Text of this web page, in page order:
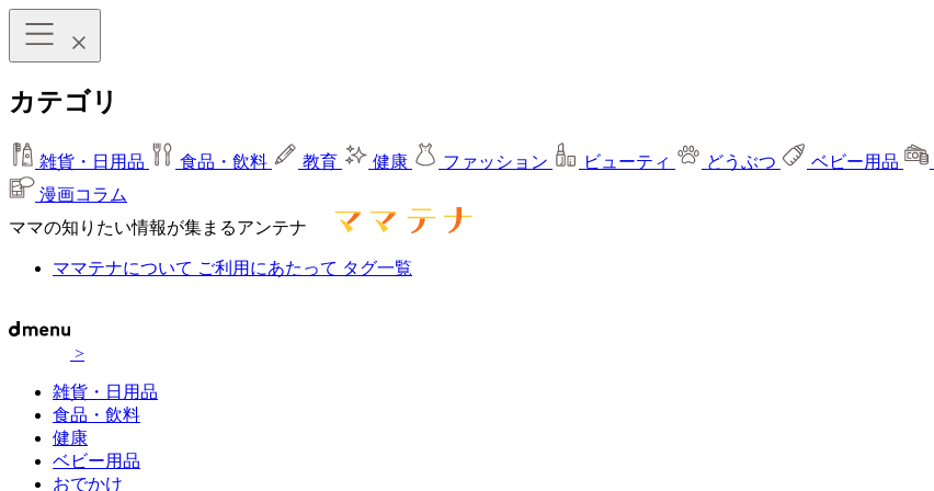
カテゴリ
雑貨・日用品 食品・飲料 教育 健康 ファッション ビューティ どうぶつ ベビー用品
漫画コラム
ママの知りたい情報が集まるアンテナ
ママテナについて ご利用にあたって タグ一覧
>
雑貨・日用品
食品・飲料
健康
ベビー用品
おでかけ